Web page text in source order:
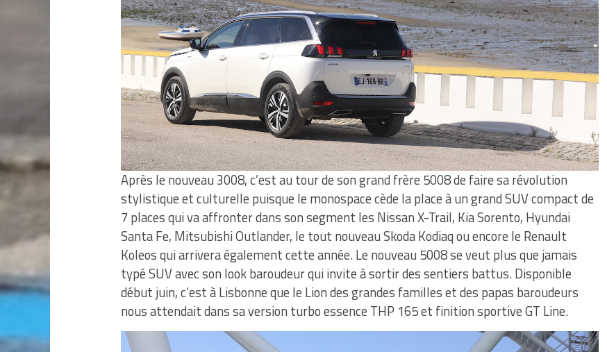
Après le nouveau 3008, c’est au tour de son grand frère 5008 de faire sa révolution
stylistique et culturelle puisque le monospace cède la place à un grand SUV compact de
7 places qui va affronter dans son segment les Nissan X-Trail, Kia Sorento, Hyundai
Santa Fe, Mitsubishi Outlander, le tout nouveau Skoda Kodiaq ou encore le Renault
Koleos qui arrivera également cette année. Le nouveau 5008 se veut plus que jamais
typé SUV avec son look baroudeur qui invite à sortir des sentiers battus. Disponible
début juin, c’est à Lisbonne que le Lion des grandes familles et des papas baroudeurs
nous attendait dans sa version turbo essence THP 165 et finition sportive GT Line.